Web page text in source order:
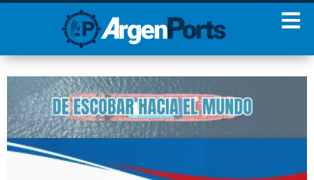
¡Sumate a nuestro
Newsletter!
Nombre Apellidos
Email